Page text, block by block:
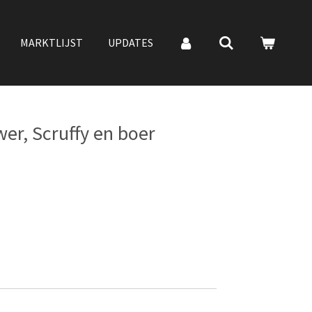
MARKTLIJST UPDATES
Scruffy en boer